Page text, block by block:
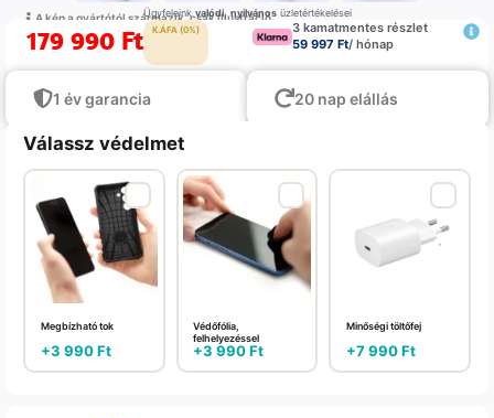
A kép a gyártótól származik, csak illustráció
Ügyfeleinkvalódi,nyilvánosüzletértékelései
179 990 Ft K.ÁFA (0%)
3 kamatmentes részlet
59 997 Ft/ hónap
1 év garancia 20 nap elállás
Válassz védelmet
Megbízható tok
+3 990Ft
Védőfólia,
felhelyezéssel
+3 990Ft
Minőségi töltőfej
+7 990Ft